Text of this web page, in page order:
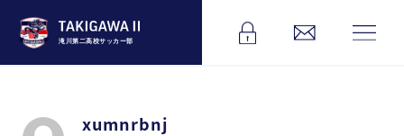
滝川第二高校サッカー部
xumnrbnj